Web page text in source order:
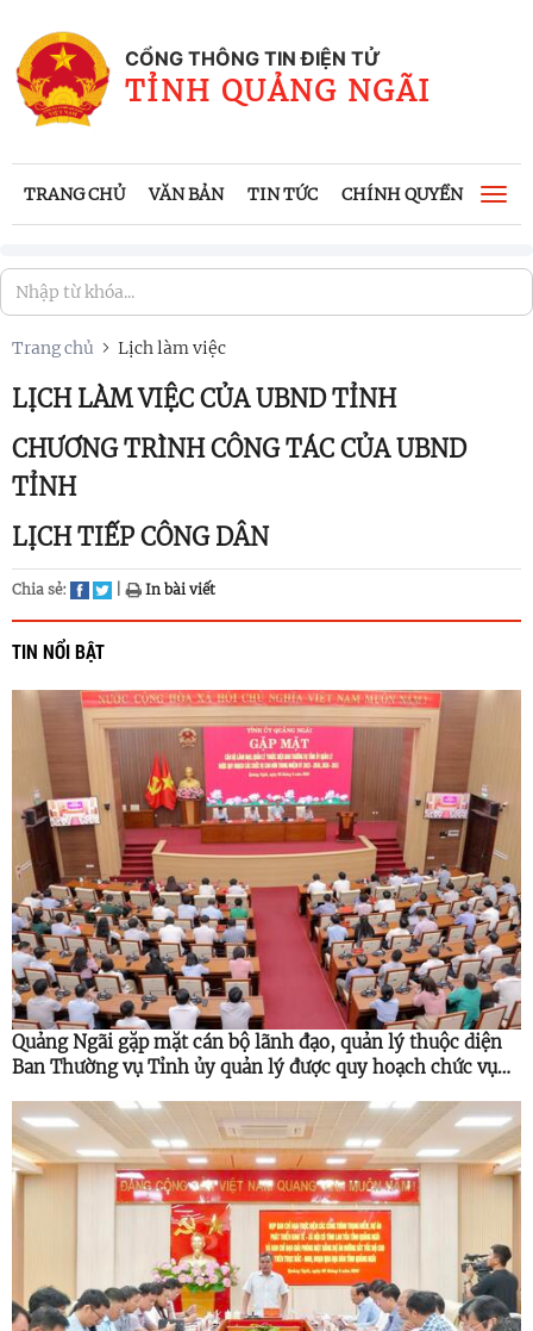
CỔNG THÔNG TIN ĐIỆN TỬ
TỈNH QUẢNG NGÃI
TRANG CHỦ VĂN BẢN TIN TỨC CHÍNH QUYỀN
Trang chủ Lịch làm việc
LỊCH LÀM VIỆC CỦA UBND TỈNH
CHƯƠNG TRÌNH CÔNG TÁC CỦA UBND
TỈNH
LỊCH TIẾP CÔNG DÂN
Chia sẻ: In bài viết
TIN NỔI BẬT
Quảng Ngãi gặp mặt cán bộ lãnh đạo, quản lý thuộc diện
Ban Thường vụ Tỉnh ủy quản lý được quy hoạch chức vụ